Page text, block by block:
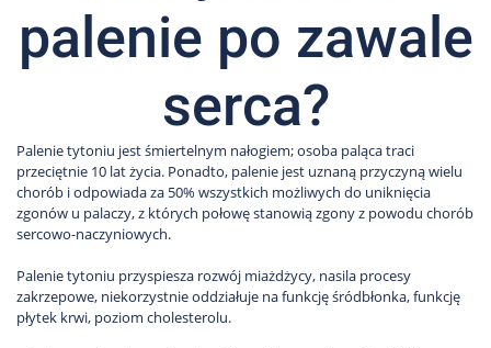
palenie po zawale
serca?
Palenie tytoniu jest śmiertelnym nałogiem; osoba paląca traci
przeciętnie 10 lat życia. Ponadto, palenie jest uznaną przyczyną wielu
chorób i odpowiada za 50% wszystkich możliwych do uniknięcia
zgonów u palaczy, z których połowę stanowią zgony z powodu chorób
sercowo-naczyniowych.
Palenie tytoniu przyspiesza rozwój miażdżycy, nasila procesy
zakrzepowe, niekorzystnie oddziałuje na funkcję śródbłonka, funkcję
płytek krwi, poziom cholesterolu.